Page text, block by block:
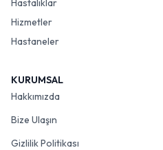
Hastalıklar
Hizmetler
Hastaneler
KURUMSAL
Hakkımızda
Bize Ulaşın
Gizlilik Politikası